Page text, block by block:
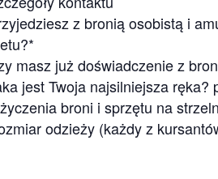
z bronią osobistą i
masz już doświadczenie z
jest Twoja najsilniejsza ręka?
broni i sprzętu na
odzieży (każdy z